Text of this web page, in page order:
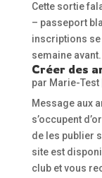
Cette sortie
– passeport
inscriptions se
semaine
Créer des
par Marie-Test|
Message aux
s’occupent
de les publier
site est
club et vous